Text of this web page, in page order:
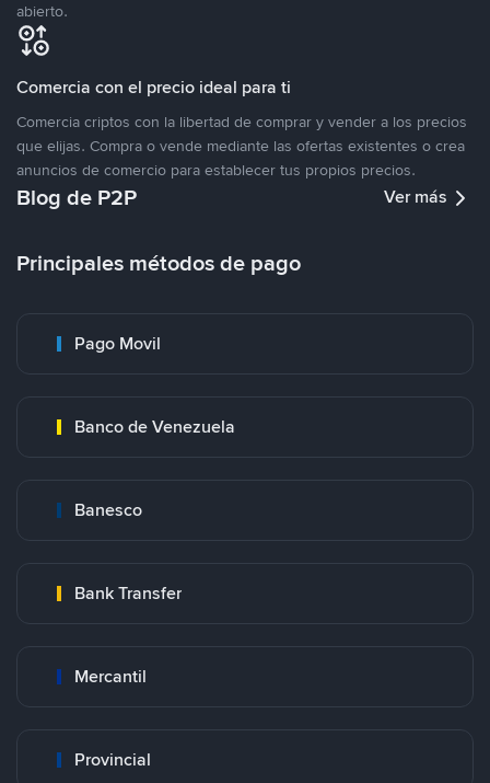
abierto.
Comercia con el precio ideal para ti
Comercia criptos con la libertad de comprar y vender a los precios
que elijas. Compra o vende mediante las ofertas existentes o crea
anuncios de comercio para establecer tus propios precios.
Blog de P2P Ver más
Principales métodos de pago
Pago Movil
Banco de Venezuela
Banesco
Bank Transfer
Mercantil
Provincial